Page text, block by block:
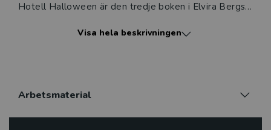
Hotell Halloween är den tredje boken i Elvira Bergs
Serien ”Ett år av kärlek” innehåller kittlande
Visa hela beskrivningen
Arbetsmaterial